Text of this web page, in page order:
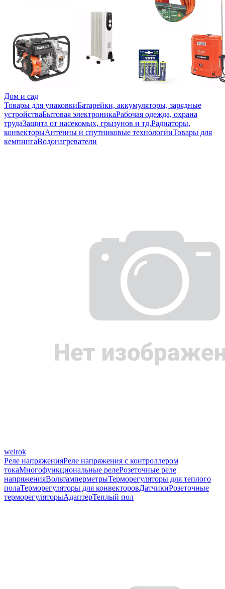
Дом и сад
Товары для упаковкиБатарейки, аккумуляторы, зарядные
устройстваБытовая электроникаРабочая одежда, охрана
трудаЗащита от насекомых, грызунов и тд.Радиаторы,
конвекторыАнтенны и спутниковые технологииТовары для
кемпингаВодонагреватели
welrok
Реле напряженияРеле напряжения с контроллером
токаМногофункциональные релеРозеточные реле
напряженияВольтамперметрыТерморегуляторы для теплого
полаТерморегуляторы для конвекторовДатчикиРозеточные
терморегуляторыАдаптерТеплый пол